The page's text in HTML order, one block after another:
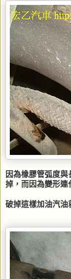
因為橡膠管弧度
掉，而因為變形連
破掉這樣加油汽油